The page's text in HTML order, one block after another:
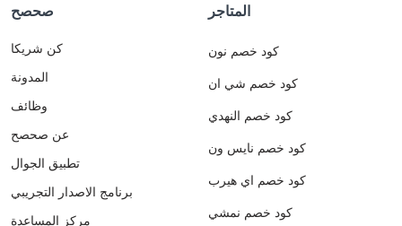
صحصح
كن شريكا
المدونة
وظائف
عن صحصح
تطبيق الجوال
برنامج الاصدار التجريبي
مركز المساعدة
المتاجر
كود خصم نون
كود خصم شي ان
كود خصم النهدي
كود خصم نايس ون
كود خصم اي هيرب
كود خصم نمشي